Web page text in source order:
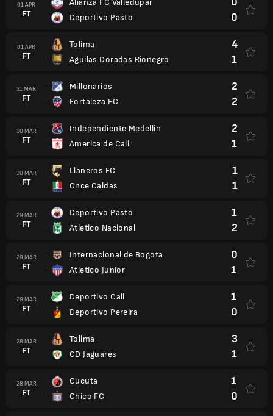
01 APR
FT
Alianza FC Valledupar
Deportivo Pasto
0
01 APR
FT
Tolima
Aguilas Doradas Rionegro
4
1
31 MAR
FT
Millonarios
Fortaleza FC
2
2
30 MAR
FT
Independiente Medellin
America de Cali
2
1
30 MAR
FT
Llaneros FC
Once Caldas
1
1
29 MAR
FT
Deportivo Pasto
Atletico Nacional
1
2
29 MAR
FT
Internacional de Bogota
Atletico Junior
0
1
29 MAR
FT
Deportivo Cali
Deportivo Pereira
1
0
28 MAR
FT
Tolima
CD Jaguares
3
1
28 MAR
FT
Cucuta
Chico FC
1
0